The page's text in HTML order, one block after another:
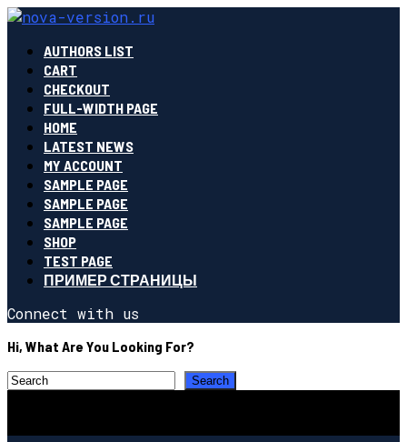
AUTHORS LIST
CART
CHECKOUT
FULL-WIDTH PAGE
HOME
LATEST NEWS
MY ACCOUNT
SAMPLE PAGE
SAMPLE PAGE
SAMPLE PAGE
SHOP
TEST PAGE
ПРИМЕР СТРАНИЦЫ
Connect with us
Hi, What Are You Looking For?